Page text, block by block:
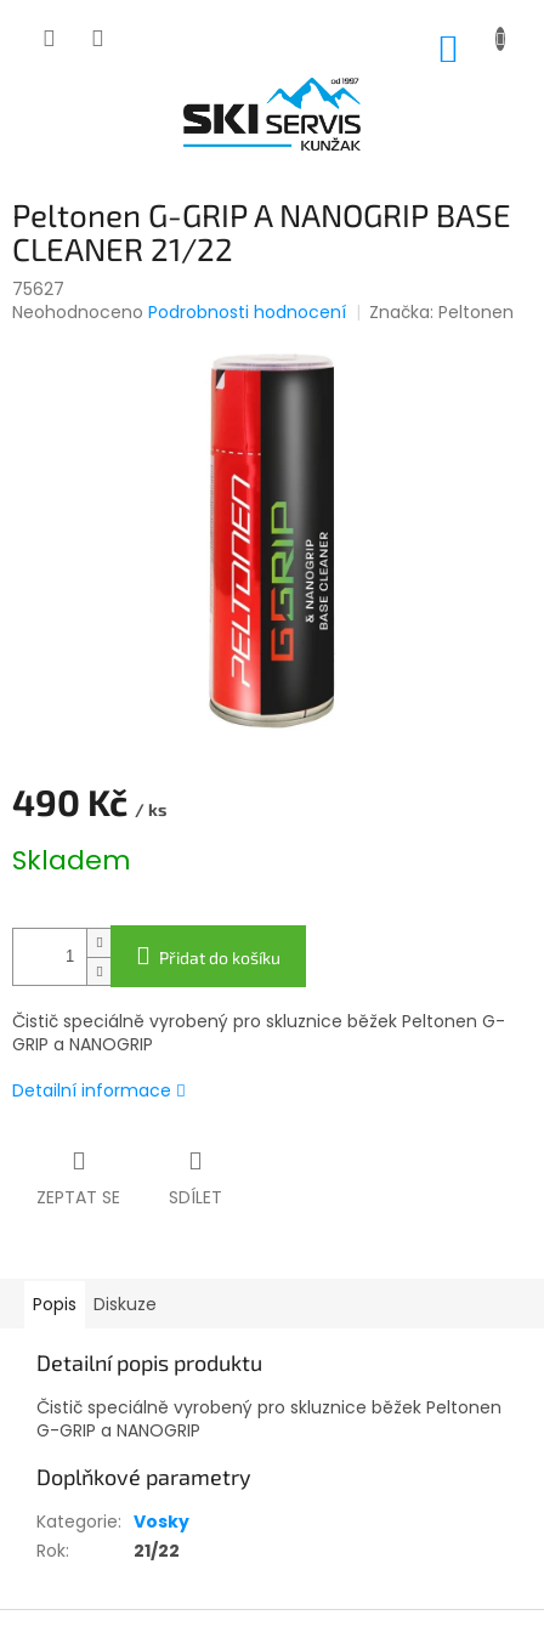
Peltonen G-GRIP A NANOGRIP BASE
CLEANER 21/22
75627
Průměrné
Neohodnoceno Podrobnosti hodnocení Značka:Peltonen
490 Kč / ks
cena:
Skladem
Přidat do košíku
Čistič speciálně vyrobený pro skluznice běžek Peltonen G-
GRIP a NANOGRIP
Detailní informace
ZEPTAT SE SDÍLET
Popis Diskuze
Detailní popis produktu
Čistič speciálně vyrobený pro skluznice běžek Peltonen
G-GRIP a NANOGRIP
Doplňkové parametry
Kategorie: Vosky
Rok: 21/22